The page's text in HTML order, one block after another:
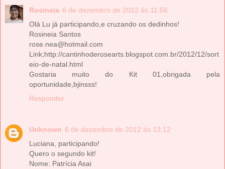
Rosineia 6 de dezembro de 2012 às 11:56
Olá Lu já participando,e cruzando os dedinhos!
Rosineia Santos
rose.nea@hotmail.com
Link;http://cantinhoderosearts.blogspot.com.br/2012/12/sort
eio-de-natal.html
Gostaria muito do Kit 01,obrigada pela
oportunidade,bjinsss!
Responder
Unknown 6 de dezembro de 2012 às 13:12
Luciana, participando!
Quero o segundo kit!
Nome: Patrícia Asai